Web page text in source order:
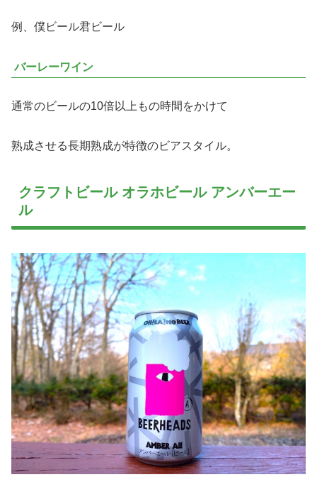
例、僕ビール君ビール
バーレーワイン
通常のビールの10倍以上もの時間をかけて
熟成させる長期熟成が特徴のビアスタイル。
クラフトビール オラホビール アンバーエー
ル